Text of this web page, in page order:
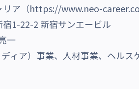
ア（https://www.neo-
1-22-2 新宿サンエービル
一
ィア）事業、人材事業、ヘルス